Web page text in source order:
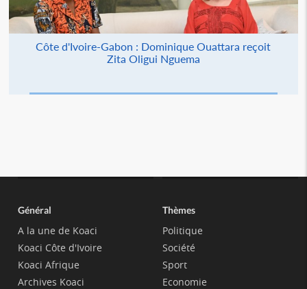
Côte d'Ivoire-Gabon : Dominique Ouattara reçoit
Zita Oligui Nguema
Général
A la une de Koaci
Koaci Côte d'Ivoire
Koaci Afrique
Archives Koaci
Thèmes
Politique
Société
Sport
Economie